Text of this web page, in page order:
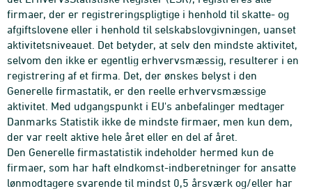
firmaer, der er registreringspligtige i henhold til skatte- og
afgiftslovene eller i henhold til selskabslovgivningen, uanset
aktivitetsniveauet. Det betyder, at selv den mindste aktivitet,
selvom den ikke er egentlig erhvervsmæssig, resulterer i en
registrering af et firma. Det, der ønskes belyst i den
Generelle firmastatik, er den reelle erhvervsmæssige
aktivitet. Med udgangspunkt i EU's anbefalinger medtager
Danmarks Statistik ikke de mindste firmaer, men kun dem,
der var reelt aktive hele året eller en del af året.
Den Generelle firmastatistik indeholder hermed kun de
firmaer, som har haft eIndkomst-indberetninger for ansatte
lønmodtagere svarende til mindst 0,5 årsværk og/eller har